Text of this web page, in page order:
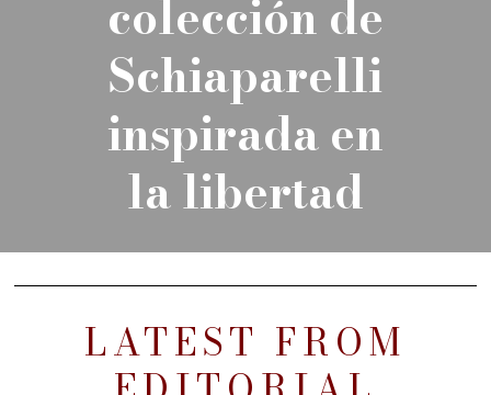
colección de
Schiaparelli
inspirada en
la libertad
LATEST FROM